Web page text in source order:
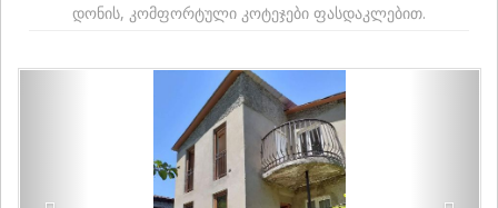
დონის, კომფორტული კოტეჯები ფასდაკლებით.